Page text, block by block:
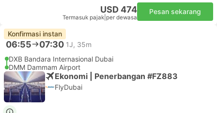
USD 474
Termasuk pajak per dewasa
Pesan sekarang
Konfirmasi instan
06:55 07:30 1J, 35m
DXB Bandara Internasional Dubai
DMM Dammam Airport
Ekonomi | Penerbangan #FZ883
FlyDubai